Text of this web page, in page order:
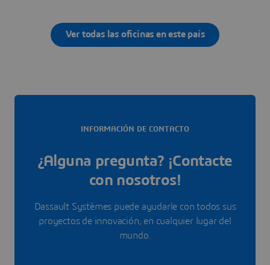
Ver todas las oficinas en este país
INFORMACIÓN DE CONTACTO
¿Alguna pregunta? ¡Contacte
con nosotros!
Dassault Systèmes puede ayudarle con todos sus
proyectos de innovación, en cualquier lugar del
mundo.